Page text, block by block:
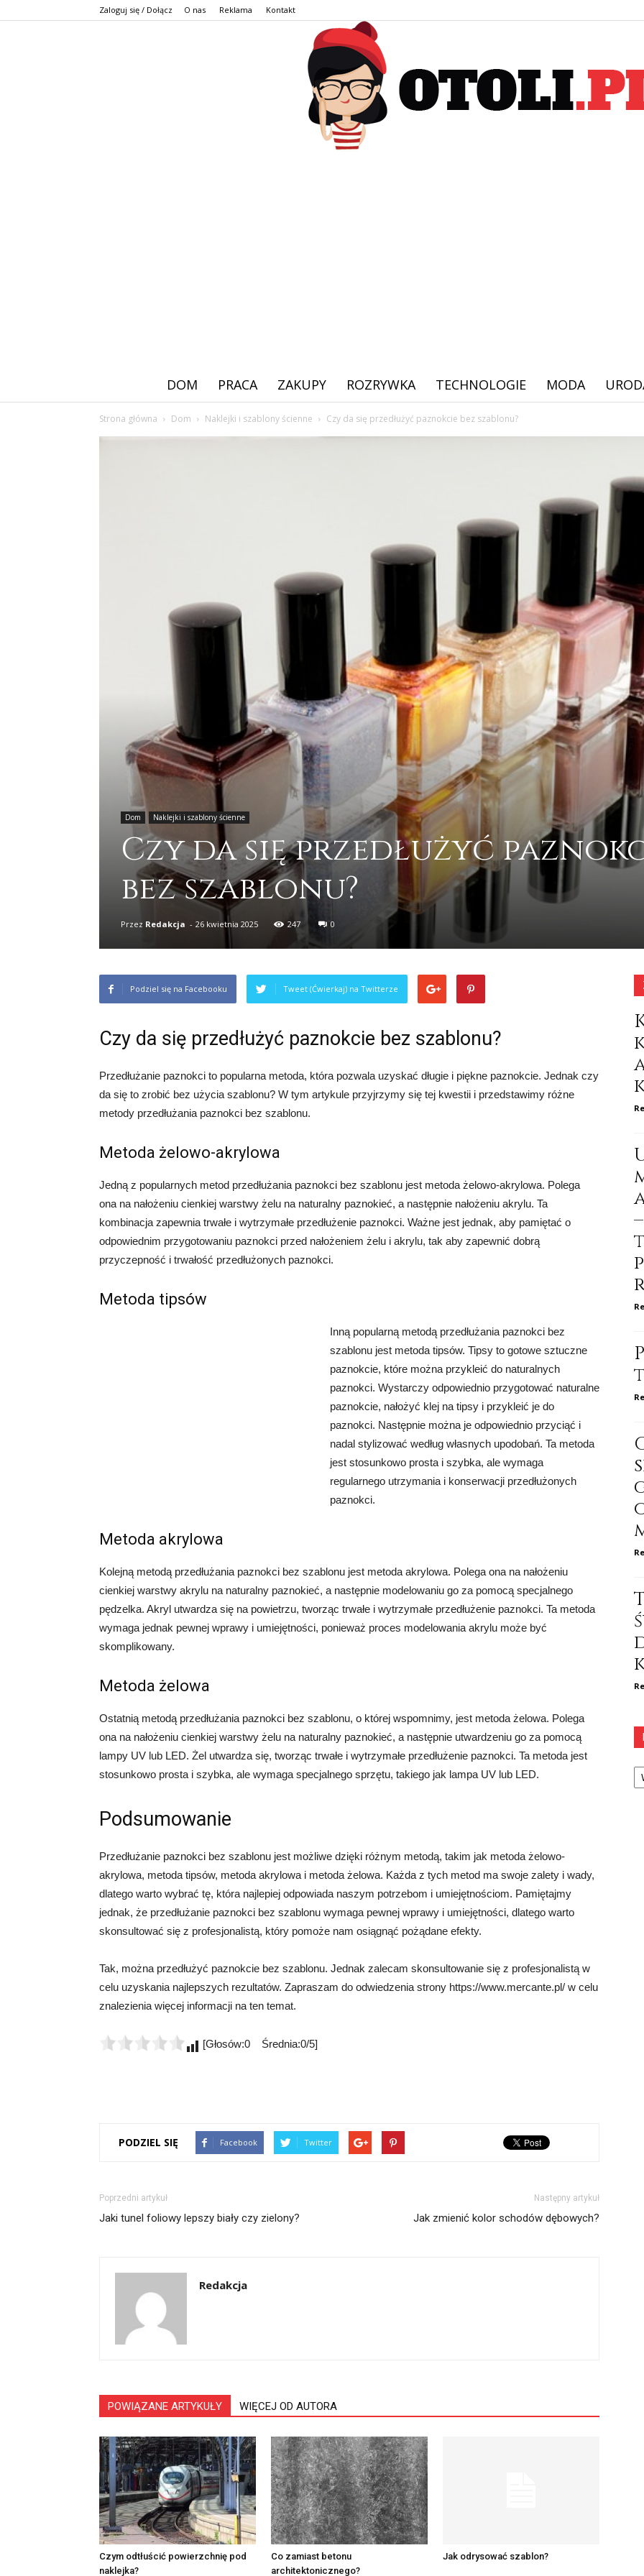
Zaloguj się / Dołącz O nas Reklama Kontakt
DOM PRACA ZAKUPY ROZRYWKA TECHNOLOGIE MODA
Strona główna Dom Naklejki i szablony ścienne Czy da się przedłużyć paznokcie bez szablonu?
Dom Naklejki i szablony ścienne
Czy da się przedłużyć
bez szablonu?
Przez Redakcja - 26 kwietnia 2025 247 0
Podziel się na Facebooku Tweet (Ćwierkaj) na Twitterze
Czy da się przedłużyć paznokcie bez szablonu?
Przedłużanie paznokci to popularna metoda, która pozwala uzyskać długie i piękne paznokcie. Jednak czy
da się to zrobić bez użycia szablonu? W tym artykule przyjrzymy się tej kwestii i przedstawimy różne
metody przedłużania paznokci bez szablonu.
Metoda żelowo-akrylowa
Jedną z popularnych metod przedłużania paznokci bez szablonu jest metoda żelowo-akrylowa. Polega
ona na nałożeniu cienkiej warstwy żelu na naturalny paznokieć, a następnie nałożeniu akrylu. Ta
kombinacja zapewnia trwałe i wytrzymałe przedłużenie paznokci. Ważne jest jednak, aby pamiętać o
odpowiednim przygotowaniu paznokci przed nałożeniem żelu i akrylu, tak aby zapewnić dobrą
przyczepność i trwałość przedłużonych paznokci.
Metoda tipsów
Inną popularną metodą przedłużania paznokci bez
szablonu jest metoda tipsów. Tipsy to gotowe sztuczne
paznokcie, które można przykleić do naturalnych
paznokci. Wystarczy odpowiednio przygotować naturalne
paznokcie, nałożyć klej na tipsy i przykleić je do
paznokci. Następnie można je odpowiednio przyciąć i
nadal stylizować według własnych upodobań. Ta metoda
jest stosunkowo prosta i szybka, ale wymaga
regularnego utrzymania i konserwacji przedłużonych
paznokci.
Metoda akrylowa
Kolejną metodą przedłużania paznokci bez szablonu jest metoda akrylowa. Polega ona na nałożeniu
cienkiej warstwy akrylu na naturalny paznokieć, a następnie modelowaniu go za pomocą specjalnego
pędzelka. Akryl utwardza się na powietrzu, tworząc trwałe i wytrzymałe przedłużenie paznokci. Ta metoda
wymaga jednak pewnej wprawy i umiejętności, ponieważ proces modelowania akrylu może być
skomplikowany.
Metoda żelowa
Ostatnią metodą przedłużania paznokci bez szablonu, o której wspomnimy, jest metoda żelowa. Polega
ona na nałożeniu cienkiej warstwy żelu na naturalny paznokieć, a następnie utwardzeniu go za pomocą
lampy UV lub LED. Żel utwardza się, tworząc trwałe i wytrzymałe przedłużenie paznokci. Ta metoda jest
stosunkowo prosta i szybka, ale wymaga specjalnego sprzętu, takiego jak lampa UV lub LED.
Podsumowanie
Przedłużanie paznokci bez szablonu jest możliwe dzięki różnym metodą, takim jak metoda żelowo-
akrylowa, metoda tipsów, metoda akrylowa i metoda żelowa. Każda z tych metod ma swoje zalety i wady,
dlatego warto wybrać tę, która najlepiej odpowiada naszym potrzebom i umiejętnościom. Pamiętajmy
jednak, że przedłużanie paznokci bez szablonu wymaga pewnej wprawy i umiejętności, dlatego warto
skonsultować się z profesjonalistą, który pomoże nam osiągnąć pożądane efekty.
Tak, można przedłużyć paznokcie bez szablonu. Jednak zalecam skonsultowanie się z profesjonalistą w
celu uzyskania najlepszych rezultatów. Zapraszam do odwiedzenia strony https://www.mercante.pl/ w celu
znalezienia więcej informacji na ten temat.
[Głosów:0 Średnia:0/5]
PODZIEL SIĘ Facebook Twitter
Poprzedni artykuł
Jaki tunel foliowy lepszy biały czy zielony?
Następny artykuł
Jak zmienić kolor schodów dębowych?
Redakcja
POWIĄZANE ARTYKUŁY WIĘCEJ OD AUTORA
Czym odtłuścić powierzchnię pod
naklejka?
Co zamiast betonu
architektonicznego?
Jak odrysować szablon?